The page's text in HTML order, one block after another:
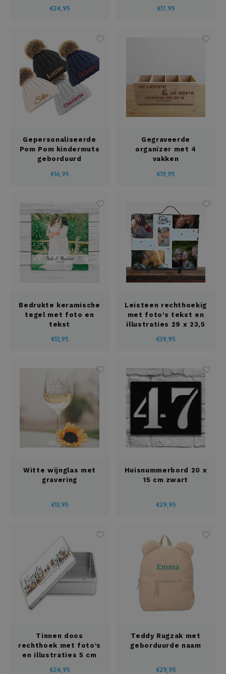
€24,95 €17,95
Gepersonaliseerde
Pom Pom kindermuts
geborduurd
€16,95
Gegraveerde
organizer met 4
vakken
€19,95
Bedrukte keramische
tegel met foto en
tekst
€13,95
Leisteen rechthoekig
met foto's tekst en
illustraties 29 x 23,5
€39,95
Witte wijnglas met
gravering
€13,95
Huisnummerbord 20 x
15 cm zwart
€29,95
Tinnen doos
rechthoek met foto's
en illustraties 5 cm
€24,95
Teddy Rugzak met
geborduurde naam
€29,95